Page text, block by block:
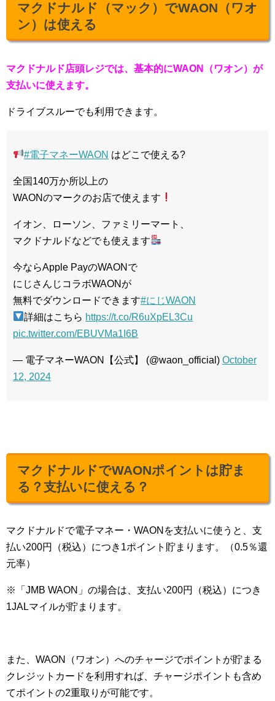
マクドナルド（マック）でWAON（ワオ
ン）は使える
マクドナルド店頭レジでは、基本的にWAON（ワオン）が
支払いに使えます。
ドライブスルーでも利用できます。
#電子マネーWAON はどこで使える?
全国140万か所以上の
WAONのマークのお店で使えます
イオン、ローソン、ファミリーマート、
マクドナルドなどでも使えます
今ならApple PayのWAONで
にじさんじコラボWAONが
無料でダウンロードできます#にじWAON
詳細はこちら https://t.co/R6uXpEL3Cu
pic.twitter.com/EBUVMa1I6B
— 電子マネーWAON【公式】 (@waon_official) October
12, 2024
マクドナルドでWAONポイントは貯ま
る？支払いに使える？
マクドナルドで電子マネー・WAONを支払いに使うと、支
払い200円（税込）につき1ポイント貯まります。（0.5％還
元率）
※「JMB WAON」の場合は、支払い200円（税込）につき
1JALマイルが貯まります。
また、WAON（ワオン）へのチャージでポイントが貯まる
クレジットカードを利用すれば、チャージポイントも含め
てポイントの2重取りが可能です。